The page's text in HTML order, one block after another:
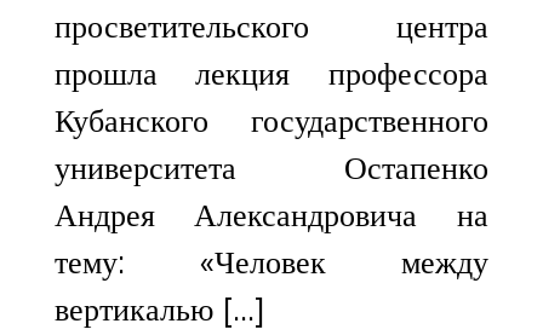
просветительского центра
прошла лекция профессора
Кубанского государственного
университета Остапенко
Андрея Александровича на
тему: «Человек между
вертикалью […]